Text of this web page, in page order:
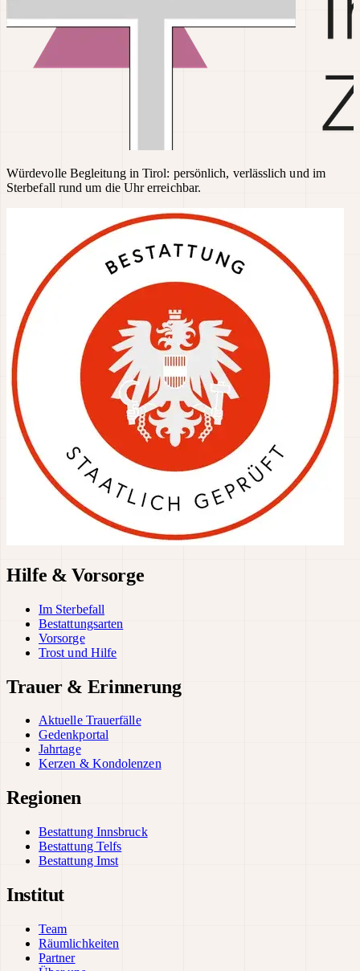
Würdevolle Begleitung in Tirol: persönlich, verlässlich und im
Sterbefall rund um die Uhr erreichbar.
Hilfe & Vorsorge
Im Sterbefall
Bestattungsarten
Vorsorge
Trost und Hilfe
Trauer & Erinnerung
Aktuelle Trauerfälle
Gedenkportal
Jahrtage
Kerzen & Kondolenzen
Regionen
Bestattung Innsbruck
Bestattung Telfs
Bestattung Imst
Institut
Team
Räumlichkeiten
Partner